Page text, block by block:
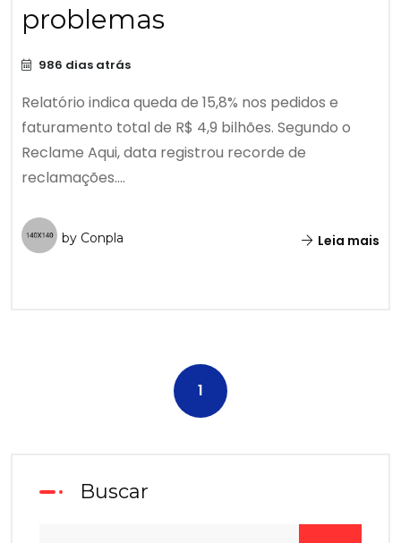
problemas
986 dias atrás
Relatório indica queda de 15,8% nos pedidos e
faturamento total de R$ 4,9 bilhões. Segundo o
Reclame Aqui, data registrou recorde de
reclamações....
by Conpla Leia mais
1
Buscar